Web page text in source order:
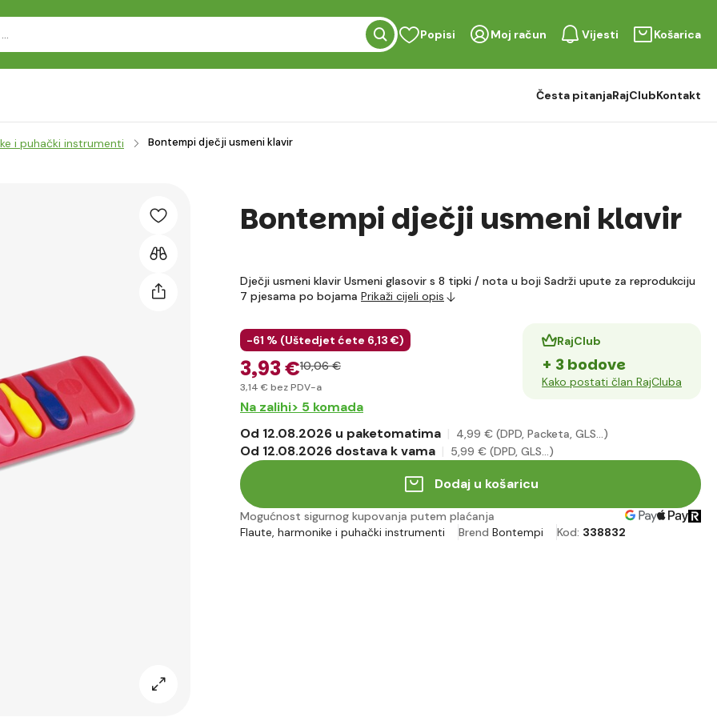
Popisi Moj račun Vijesti Košarica
Česta pitanjaRajClubKontakt
i puhački instrumenti Bontempi dječji usmeni klavir
Bontempi dječji usmeni klavir
Dječji usmeni klavir Usmeni glasovir s 8 tipki / nota u boji Sadrži upute za reprodukciju
7 pjesama po bojama Prikaži cijeli opis
-61 % (Uštedjet ćete 6,13 €)
3,93 €10,06 €
3,14 € bez PDV-a
RajClub
+ 3 bodove
Kako postati član RajCluba
Na zalihi> 5 komada
Od 12.08.2026 u paketomatima
4,99 € (DPD, Packeta, GLS...)
Od 12.08.2026 dostava k vama 5,99 € (DPD, GLS...)
Dodaj u košaricu
Mogućnost sigurnog kupovanja putem plaćanja
Flaute, harmonike i puhački instrumenti
Brend Bontempi Kod: 338832